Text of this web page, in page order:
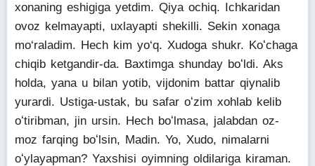
xonaning eshigiga yetdim. Qiya ochiq. Ichkaridan
ovoz kelmayapti, uxlayapti shekilli. Sekin xonaga
mo‘raladim. Hech kim yo‘q. Xudoga shukr. Koʻchaga
chiqib ketgandir-da. Baxtimga shunday boʻldi. Aks
holda, yana u bilan yotib, vijdonim battar qiynalib
yurardi. Ustiga-ustak, bu safar oʻzim xohlab kelib
oʻtiribman, jin ursin. Hech boʻlmasa, jalabdan oz-
moz farqing boʻlsin, Madin. Yo, Xudo, nimalarni
oʻylayapman? Yaxshisi oyimning oldilariga kiraman.